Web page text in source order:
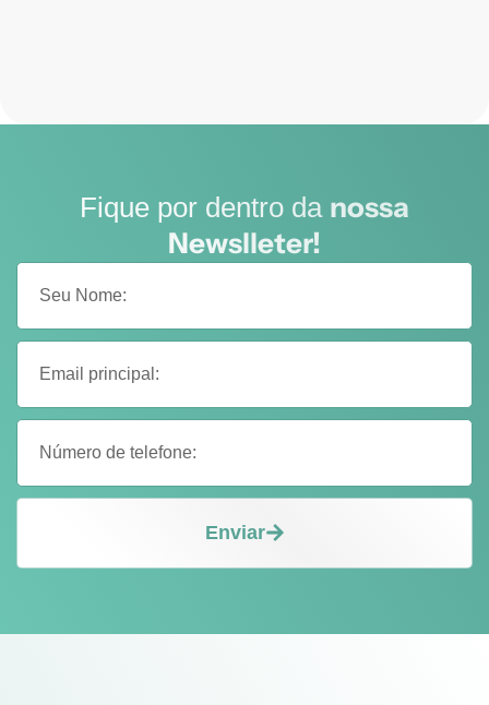
Fique por dentro da nossa
Newslleter!
Enviar